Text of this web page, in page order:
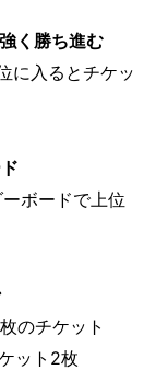
く勝ち進む
に入るとチケッ
ボードで上位
のチケット
ット2枚